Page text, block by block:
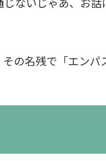
の名残で「エンパ